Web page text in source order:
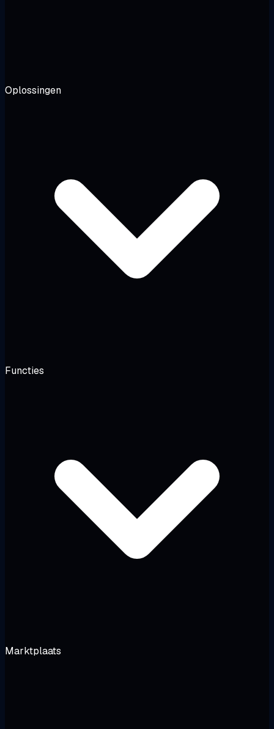
Oplossingen
Functies
Marktplaats